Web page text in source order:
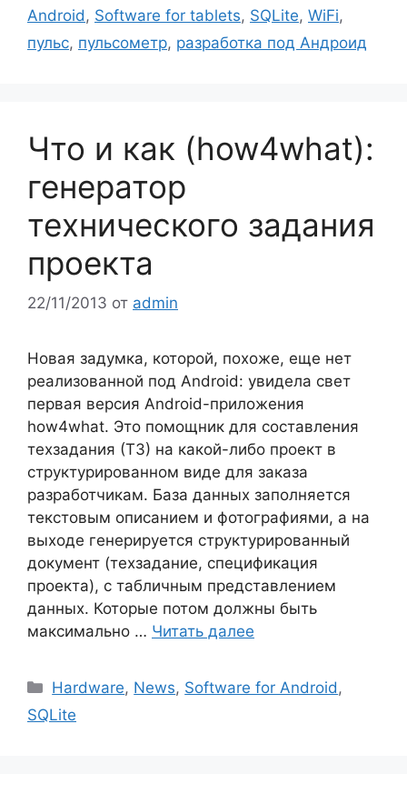
Android , Software for tablets, SQLite, WiFi,
пульс, пульсометр, разработка под Андроид
Что и как (how4what):
генератор
технического задания
проекта
22/11/2013 от admin
Новая задумка, которой, похоже, еще нет
реализованной под Android: увидела свет
первая версия Android-приложения
how4what. Это помощник для составления
техзадания (ТЗ) на какой-либо проект в
структурированном виде для заказа
разработчикам. База данных заполняется
текстовым описанием и фотографиями, а на
выходе генерируется структурированный
документ (техзадание, спецификация
проекта), с табличным представлением
данных. Которые потом должны быть
максимально … Читать далее
Рубрики
Hardware, News, Software for Android,
SQLite